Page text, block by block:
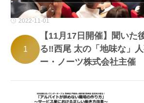
2022-11-01
1
【11月17日開催】聞いた
る‼西尾 太の「地味な」
ー・ノーツ株式会社主催